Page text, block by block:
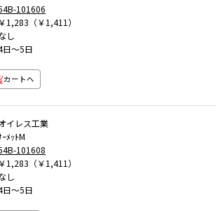
101606
￥1,283（￥1,411）
し
日～5日
カートへ
イレス工業
ｰﾒｯﾄM
101608
￥1,283（￥1,411）
し
日～5日